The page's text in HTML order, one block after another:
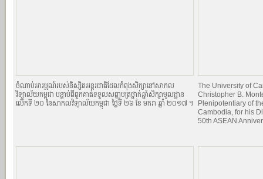
ចំណាប់អារម្មណ៍របស់និស្សិតអន្តរជាតិដែលកំពុងសិក្សានៅសាកល
វិទ្យាល័យកម្ពុជា បន្ទាប់ពីពួកគាត់ទទួលសញ្ញបត្រថ្នាក់ឆ្នាំសិក្សាមូលដ្ឋាន
លើកទី ២០ នៃសាកលវិទ្យាល័យកម្ពុជា ថ្ងៃទី ២៦ ខែ មករា ឆ្នាំ ២០១៧ ។
The University of
Christopher B.
Plenipotentiary of
Cambodia, for his
50th ASEAN